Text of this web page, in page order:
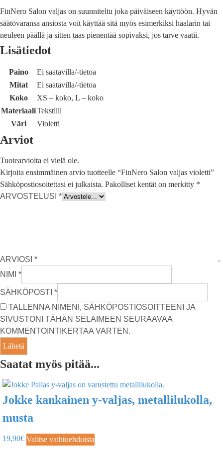
FinNero Salon valjas on suunniteltu joka päiväiseen käyttöön. Hyvän
säätövaransa ansiosta voit käyttää sitä myös esimerkiksi haalarin tai
neuleen päällä ja sitten taas pienentää sopivaksi, jos tarve vaatii.
Lisätiedot
Paino
Ei saatavilla/-tietoa
Mitat
Ei saatavilla/-tietoa
Koko
XS – koko, L – koko
MateriaaliTekstiili
Väri
Violetti
Arviot
Tuotearvioita ei vielä ole.
Kirjoita ensimmäinen arvio tuotteelle “FinNero Salon valjas violetti”
Sähköpostiosoitettasi ei julkaista. Pakolliset kentät on merkitty *
ARVOSTELUSI *
ARVIOSI *
NIMI *
SÄHKÖPOSTI *
TALLENNA NIMENI, SÄHKÖPOSTIOSOITTEENI JA
SIVUSTONI TÄHÄN SELAIMEEN SEURAAVAA
KOMMENTOINTIKERTAA VARTEN.
Saatat myös pitää...
Jokke kankainen y-valjas, metallilukolla,
musta
19,90€ Valitse vaihtoehdoista